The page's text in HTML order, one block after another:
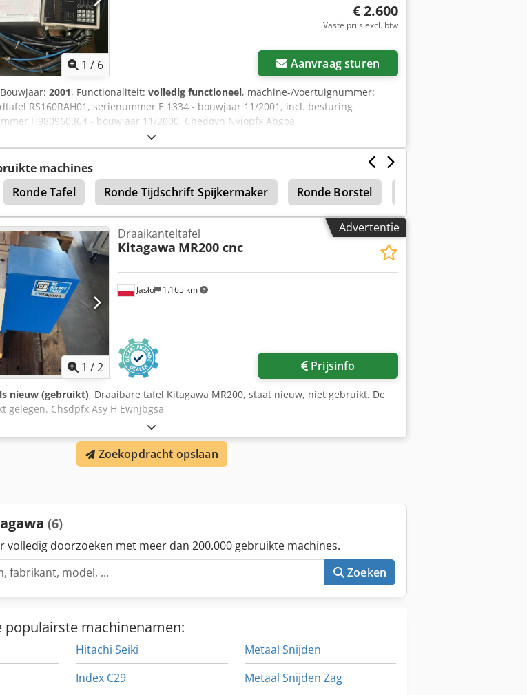
1 / 6
€ 2.600
Vaste prijs excl. btw
Aanvraag sturen
2001, Functionaliteit: volledig functioneel, machine-/voertuignummer:
RS160RAH01, serienummer E 1334 - bouwjaar 11/2001, incl. besturing
H980960364 - bouwjaar 11/2000. Chedoyn Nviopfx Abgoa
machines
Ronde Tafel Ronde Tijdschrift Spijkermaker Ronde Borstel
Advertentie
1 /2
Jasło 1.165 km
Draaikanteltafel
Kitagawa MR200 cnc
Prijsinfo
nieuw (gebruikt), Draaibare tafel Kitagawa MR200, staat nieuw, niet gebruikt. De
gelegen. Chsdpfx Asy H Ewnjbgsa
Zoekopdracht opslaan
(6)
volledig doorzoeken met meer dan 200.000 gebruikte machines.
Zoeken
populairste machinenamen:
Hitachi Seiki
Index C29
Metaal Snijden
Metaal Snijden Zag